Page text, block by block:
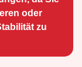
oder
zu